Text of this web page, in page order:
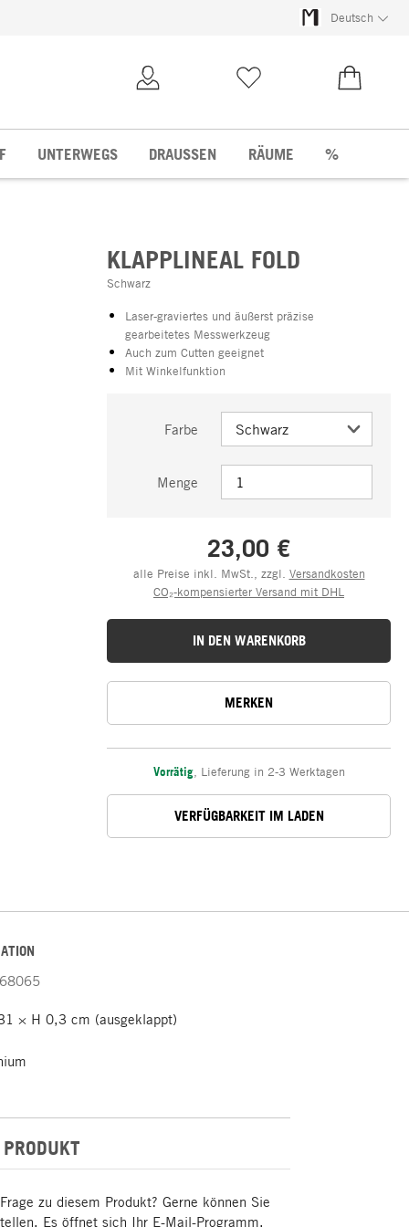
Deutsch
UNTERWEGS DRAUSSEN RÄUME %
KLAPPLINEAL FOLD
Schwarz
Laser-graviertes und äußerst präzise
gearbeitetes Messwerkzeug
Auch zum Cutten geeignet
Mit Winkelfunktion
Farbe
Menge
23,00 €
alle Preise inkl. MwSt., zzgl. Versandkosten
CO₂-kompensierter Versand mit DHL
IN DEN WARENKORB
MERKEN
Vorrätig, Lieferung in 2-3 Werktagen
VERFÜGBARKEIT IM LADEN
68065
× H 0,3 cm (ausgeklappt)
zu diesem Produkt? Gerne können Sie
Es öffnet sich Ihr E-Mail-Programm.